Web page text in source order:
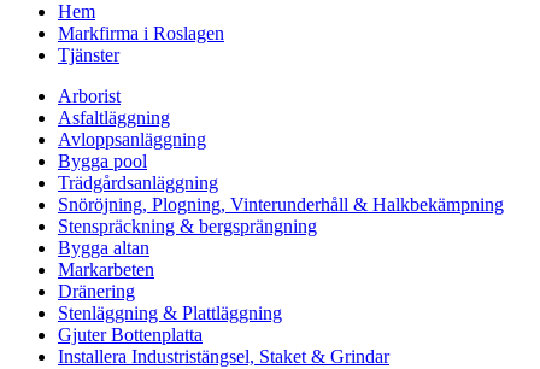
Hem
Markfirma i Roslagen
Tjänster
Arborist
Asfaltläggning
Avloppsanläggning
Bygga pool
Trädgårdsanläggning
Snöröjning, Plogning, Vinterunderhåll & Halkbekämpning
Stenspräckning & bergsprängning
Bygga altan
Markarbeten
Dränering
Stenläggning & Plattläggning
Gjuter Bottenplatta
Installera Industristängsel, Staket & Grindar